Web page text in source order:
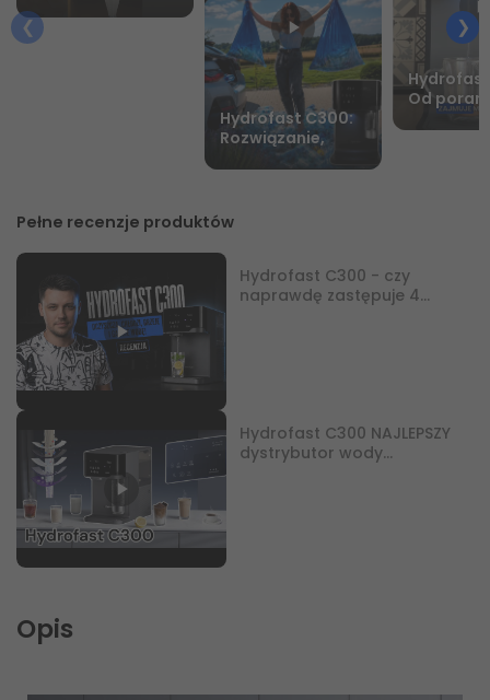
napoje na lato z
Hydrofast C300
Hydrofast C300:
Rozwiązanie,
Od
do
herbaty
Pełne recenzje produktów
Hydrofast C300 - czy
naprawdę zastępuje 4
Hydrofast C300 NAJLEPSZY
dystrybutor wody
Opis